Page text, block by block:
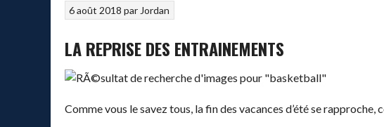
6 août 2018 par Jordan
LA REPRISE DES ENTRAINEMENTS
Comme vous le savez tous, la fin des vacances d’été se rapproche,